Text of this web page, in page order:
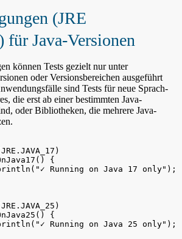
(JRE
für Java-Versionen
können Tests gezielt nur unter
oder Versionsbereichen ausgeführt
sind Tests für neue Sprach-
die erst ab einer bestimmten Java-
oder Bibliotheken, die mehrere Java-
{
Running on Java 17 only");
{
Running on Java 25 only");